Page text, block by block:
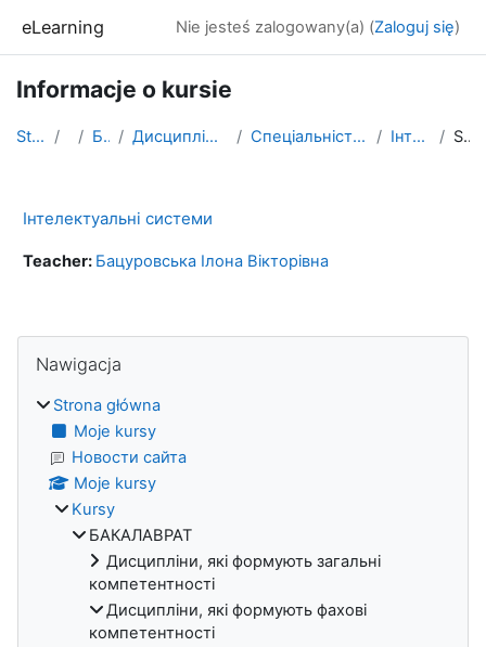
eLearning Nie jesteś zalogowany(a) (Zaloguj się)
Informacje o kursie
Strona główna Kursy БАКАЛАВРАТ Дисципліни, які формують фахові компетентності Спеціальність ПРОФЕСІЙНА ОСВІТА. ЦИФРОВІ ТЕХНОЛОГІЇ. Інтелектуальні системи Streszczenie
Інтелектуальні системи
Teacher: Бацуровська Ілона Вікторівна
Bloki
Nawigacja
Strona główna
Moje kursy
Новости сайта
Moje kursy
Kursy
БАКАЛАВРАТ
Дисципліни, які формують загальні
компетентності
Дисципліни, які формують фахові
компетентності